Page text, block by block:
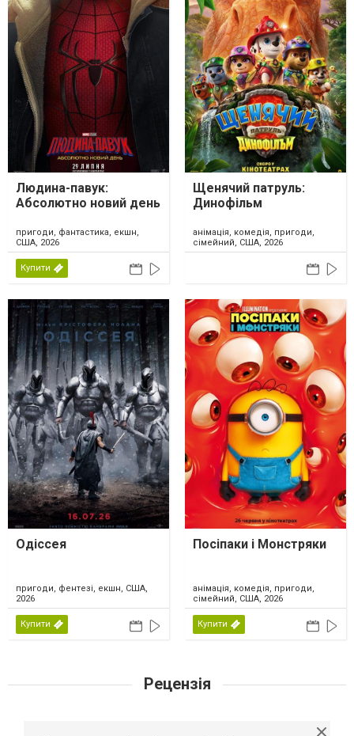
Людина-павук:
Абсолютно новий день
пригоди, фантастика, екшн,
США, 2026
Купити
Щенячий патруль:
Динофільм
анімація, комедія, пригоди,
сімейний, США, 2026
Одіссея
пригоди, фентезі, екшн, США,
2026
Купити
Посіпаки і Монстряки
анімація, комедія, пригоди,
сімейний, США, 2026
Купити
Рецензія